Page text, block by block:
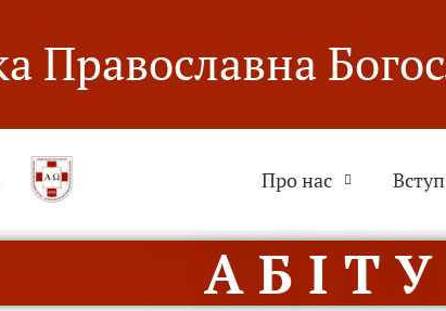
Православна
Про нас Вступ
А Б І Т